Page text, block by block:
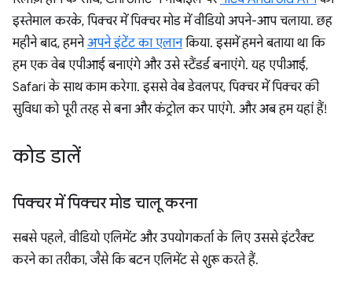
इस्तेमाल करके, पिक्चर में पिक्चर मोड में वीडियो अपने-आप चलाया. छह
महीने बाद, हमनेअपने इंटेंट का एलानकिया. इसमें हमने बताया था कि
हम एक वेब एपीआई बनाएंगे और उसे स्टैंडर्ड बनाएंगे. यह एपीआई,
Safari के साथ काम करेगा. इससे वेब डेवलपर, पिक्चर में पिक्चर की
सुविधा को पूरी तरह से बना और कंट्रोल कर पाएंगे. और अब हम यहां हैं!
कोड डालें
पिक्चर में पिक्चर मोड चालू करना
सबसे पहले, वीडियो एलिमेंट और उपयोगकर्ता के लिए उससे इंटरैक्ट
करने का तरीका, जैसे कि बटन एलिमेंट से शुरू करते हैं.